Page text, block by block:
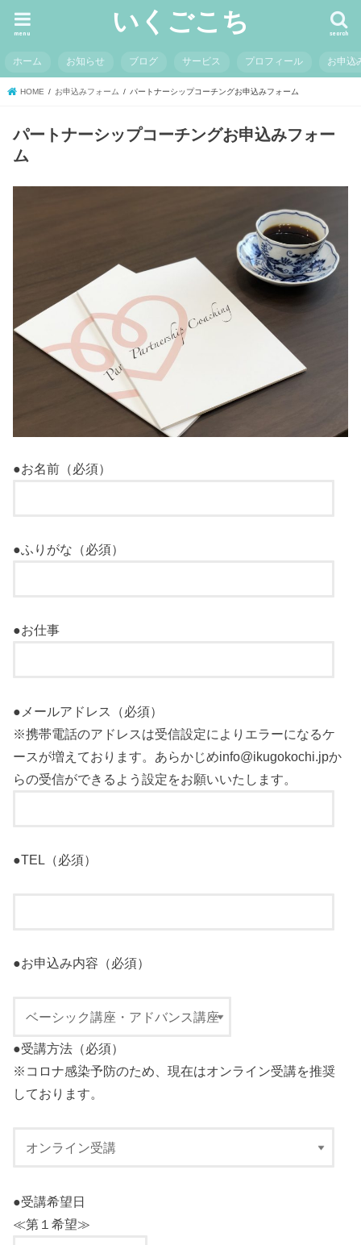
いくごこち search
menu
ホーム お知らせ ブログ サービス プロフィール お申込
HOME お申込みフォーム パートナーシップコーチングお申込みフォーム
パートナーシップコーチングお申込みフォー
ム
●お名前（必須）
●ふりがな（必須）
●お仕事
●メールアドレス（必須）
※携帯電話のアドレスは受信設定によりエラーになるケ
ースが増えております。あらかじめinfo@ikugokochi.jpか
らの受信ができるよう設定をお願いいたします。
●TEL（必須）
●お申込み内容（必須）
●受講方法（必須）
※コロナ感染予防のため、現在はオンライン受講を推奨
しております。
●受講希望日
≪第１希望≫